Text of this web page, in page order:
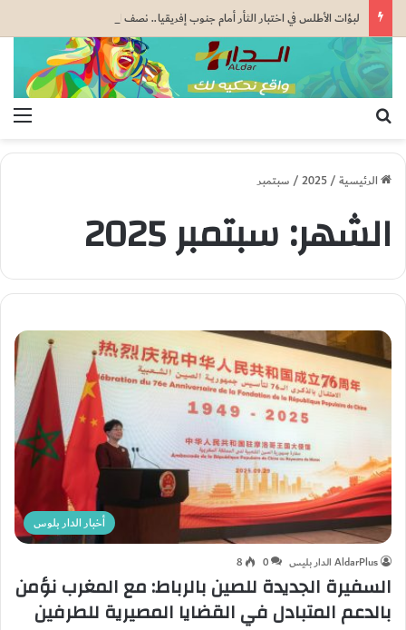
الرئيسية/
2025
/سبتمبر
الشهر:سبتمبر 2025
أخبار الدار بلوس
AldarPlus الدار بليس 0
8
السفيرة الجديدة للصين بالرباط: مع المغرب نؤمن
بالدعم المتبادل في القضايا المصيرية للطرفين